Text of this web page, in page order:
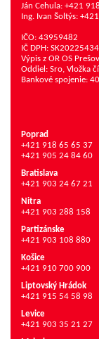
Ján Cehula: +421
Ing. Ivan Šoltýs:
IČO: 43959482
IČ DPH:
Výpis z OR OS
Oddiel: Sro, Vložka
Bankové spojenie:
Poprad
+421 918 65 65 37
+421 905 24 84 60
Bratislava
+421 903 24 67 21
Nitra
+421 903 288 158
Partizánske
+421 903 108 880
Košice
+421 910 700 900
Liptovský Hrádok
+421 915 54 58 98
Levice
+421 903 35 21 27